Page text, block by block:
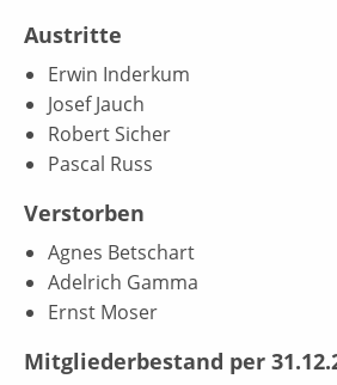
Austritte
Erwin Inderkum
Josef Jauch
Robert Sicher
Pascal Russ
Verstorben
Agnes Betschart
Adelrich Gamma
Ernst Moser
Mitgliederbestand per